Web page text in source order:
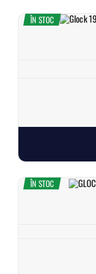
ÎN STOC
ÎN STOC